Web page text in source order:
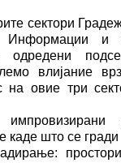
сектори
и
одредени
влијание
на овие три
каде што се гради